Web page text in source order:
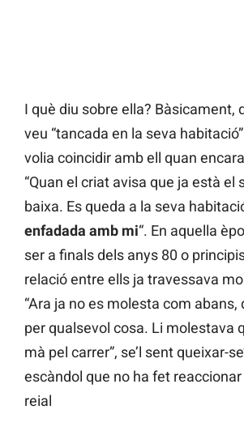
I què diu sobre ella? Bàsicament,
veu “tancada en la seva
volia coincidir amb ell quan
“Quan el criat avisa que ja està el
baixa. Es queda a la seva
enfadada amb mi“. En aquella
ser a finals dels anys 80 o
relació entre ells ja travessava
“Ara ja no es molesta com abans,
per qualsevol cosa. Li molestava
mà pel carrer”, se’l sent queixar-
escàndol que no ha fet
reial